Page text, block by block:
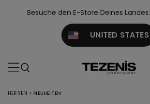
Besuche den E-Store Deines Landes:
UNITED STATES
HERREN > NEUHEITEN